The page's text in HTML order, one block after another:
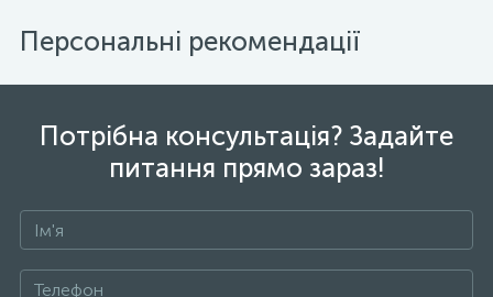
Персональні рекомендації
Потрібна консультація? Задайте
питання прямо зараз!